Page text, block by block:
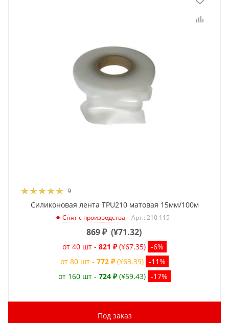
9
Силиконовая лента TPU210 матовая 15мм/100м
Снят с производства Арт.: 210 115
869₽ (¥71.32)
от 40 шт - 821 ₽ (¥67.35) -6%
от 80 шт - 772 ₽ (¥63.39) -11%
от 160 шт - 724 ₽ (¥59.43) -17%
Под заказ